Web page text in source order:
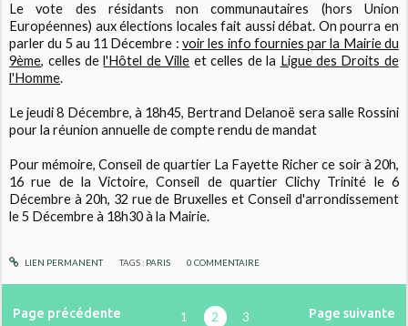
Le vote des résidants non communautaires (hors Union
Européennes) aux élections locales fait aussi débat. On pourra en
parler du 5 au 11 Décembre : voir les info fournies par la Mairie du
9ème, celles del'Hôtel de Ville et celles de la Ligue des Droits de
l'Homme.
Le jeudi 8 Décembre, à 18h45, Bertrand Delanoë sera salle Rossini
pour la réunion annuelle de compte rendu de mandat
Pour mémoire, Conseil de quartier La Fayette Richer ce soir à 20h,
16 rue de la Victoire, Conseil de quartier Clichy Trinité le 6
Décembre à 20h, 32 rue de Bruxelles et Conseil d'arrondissement
le 5 Décembre à 18h30 à la Mairie.
LIEN PERMANENT TAGS : PARIS 0 COMMENTAIRE
Page précédente 1 2 3 Page suivante